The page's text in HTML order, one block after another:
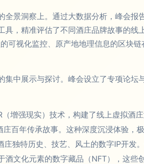
全景洞察上。通过大数据分析，峰会
，精准评估了不同酒庄品牌故事的
可视化监控、原产地地理信息的区块
中展示与探讨。峰会设立了专项论
（增强现实）技术，构建了线上虚拟酒
百年传承故事。这种深度沉浸体验，
独特历史、技艺、风土的数字IP开发
文化元素的数字藏品（NFT），这些